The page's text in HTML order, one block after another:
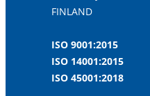
FINLAND
ISO 9001:2015
ISO 14001:2015
ISO 45001:2018